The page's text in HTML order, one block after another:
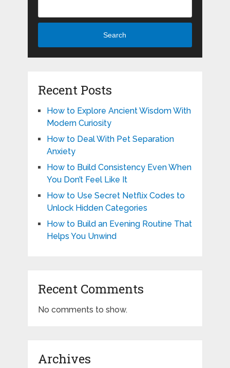
Search
Recent Posts
How to Explore Ancient Wisdom With
Modern Curiosity
How to Deal With Pet Separation
Anxiety
How to Build Consistency Even When
You Don’t Feel Like It
How to Use Secret Netflix Codes to
Unlock Hidden Categories
How to Build an Evening Routine That
Helps You Unwind
Recent Comments
No comments to show.
Archives